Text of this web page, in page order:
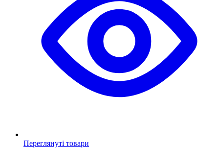
Переглянуті товари